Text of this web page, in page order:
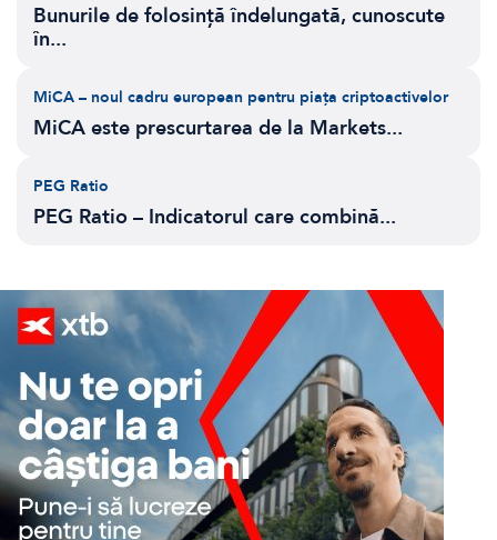
Bunurile de folosință îndelungată, cunoscute
în...
MiCA – noul cadru european pentru piața criptoactivelor
MiCA este prescurtarea de la Markets...
PEG Ratio
PEG Ratio – Indicatorul care combină...